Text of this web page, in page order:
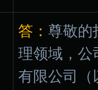
答： 尊敬的
理领域，公
有限公司（